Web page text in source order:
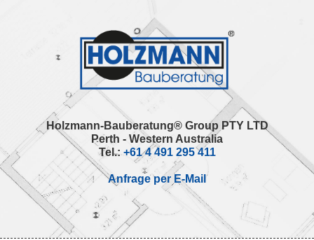
Holzmann-Bauberatung® Group PTY LTD
Perth - Western Australia
Tel.: +61 4 491 295 411
Anfrage per E-Mail